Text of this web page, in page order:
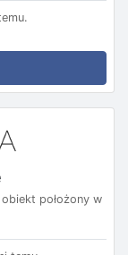
położony w